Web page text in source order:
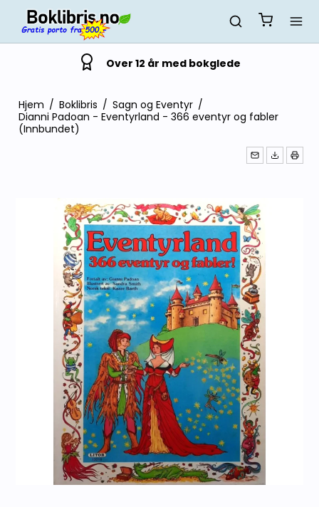
Over 12 år med bokglede
Hjem / Boklibris / Sagn og Eventyr /
Dianni Padoan - Eventyrland - 366 eventyr og fabler
(Innbundet)